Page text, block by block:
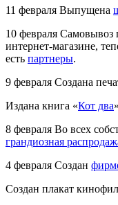
11 февраля Выпущена
10 февраля Самовывоз
интернет-магазине,
есть партнеры.
9 февраля Создана
Издана книга «Кот два
8 февраля Во всех
грандиозная
4 февраля Создан
Создан плакат